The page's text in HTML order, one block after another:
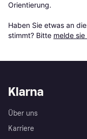
Orientierung.
Haben Sie etwas an
stimmt? Bitte melde sie
Klarna
Über uns
Karriere